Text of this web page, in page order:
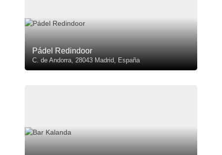
Pádel Redindoor
C. de Andorra, 28043 Madrid, España